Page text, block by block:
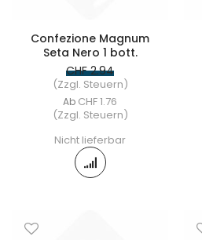
Confezione Magnum
Seta Nero 1 bott.
CHF 2.94
(Zzgl. Steuern)
Ab CHF 1.76
(Zzgl. Steuern)
Nicht lieferbar